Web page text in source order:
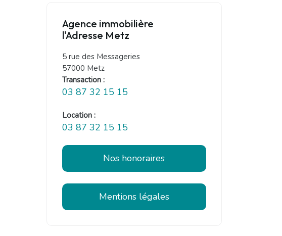
Agence immobilière
l'Adresse Metz
5 rue des Messageries
57000 Metz
Transaction :
03 87 32 15 15
Location :
03 87 32 15 15
Nos honoraires
Mentions légales